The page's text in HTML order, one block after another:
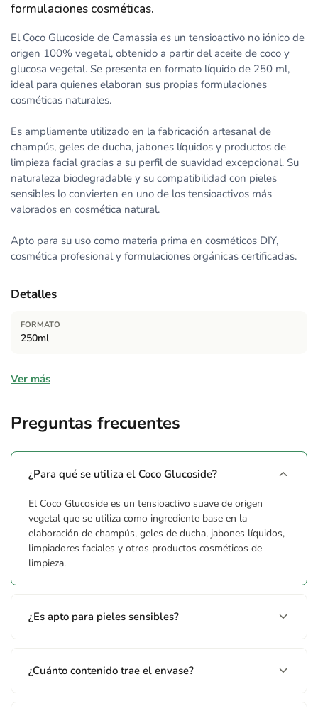
formulaciones cosméticas.
El Coco Glucoside de Camassia es un tensioactivo no iónico de
origen 100% vegetal, obtenido a partir del aceite de coco y
glucosa vegetal. Se presenta en formato líquido de 250 ml,
ideal para quienes elaboran sus propias formulaciones
cosméticas naturales.
Es ampliamente utilizado en la fabricación artesanal de
champús, geles de ducha, jabones líquidos y productos de
limpieza facial gracias a su perfil de suavidad excepcional. Su
naturaleza biodegradable y su compatibilidad con pieles
sensibles lo convierten en uno de los tensioactivos más
valorados en cosmética natural.
Apto para su uso como materia prima en cosméticos DIY,
cosmética profesional y formulaciones orgánicas certificadas.
Detalles
FORMATO
250ml
Ingredientes
Ver más
Preguntas frecuentes
¿Para qué se utiliza el Coco Glucoside?
El Coco Glucoside es un tensioactivo suave de origen
vegetal que se utiliza como ingrediente base en la
elaboración de champús, geles de ducha, jabones líquidos,
limpiadores faciales y otros productos cosméticos de
limpieza.
¿Es apto para pieles sensibles?
¿Cuánto contenido trae el envase?